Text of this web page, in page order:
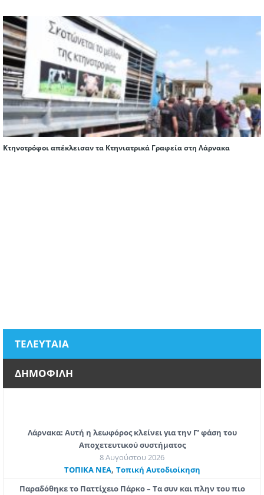
Κτηνοτρόφοι απέκλεισαν τα Κτηνιατρικά Γραφεία στη Λάρνακα
ΤΕΛΕΥΤΑΙΑ
ΔΗΜΟΦΙΛΗ
Λάρνακα: Αυτή η λεωφόρος κλείνει για την Γ’ φάση του
Αποχετευτικού συστήματος
8 Αυγούστου 2026
ΤΟΠΙΚΑ ΝΕΑ, Τοπική Αυτοδιοίκηση
Παραδόθηκε το Παττίχειο Πάρκο – Τα συν και πλην του πιο